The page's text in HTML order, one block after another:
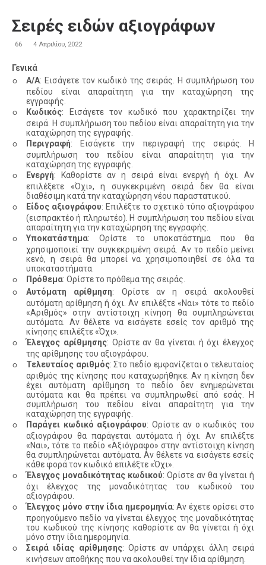
Σειρές ειδών αξιογράφων
66 4 Απριλίου, 2022
Γενικά
◦ Α/Α: Εισάγετε τον κωδικό της σειράς. Η συμπλήρωση του
πεδίου είναι απαραίτητη για την καταχώρηση της
εγγραφής.
◦ Κωδικός: Εισάγετε τον κωδικό που χαρακτηρίζει την
σειρά. Η συμπλήρωση του πεδίου είναι απαραίτητη για την
καταχώρηση της εγγραφής.
◦ Περιγραφή: Εισάγετε την περιγραφή της σειράς. Η
συμπλήρωση του πεδίου είναι απαραίτητη για την
καταχώρηση της εγγραφής.
◦ Ενεργή: Καθορίστε αν η σειρά είναι ενεργή ή όχι. Αν
επιλέξετε «Όχι», η συγκεκριμένη σειρά δεν θα είναι
διαθέσιμη κατά την καταχώρηση νέου παραστατικού.
◦ Είδος αξιογράφου: Επιλέξτε το σχετικό τύπο αξιογράφου
(εισπρακτέο ή πληρωτέο). Η συμπλήρωση του πεδίου είναι
απαραίτητη για την καταχώρηση της εγγραφής.
◦ Υποκατάστημα: Ορίστε το υποκατάστημα που θα
χρησιμοποιεί την συγκεκριμένη σειρά. Αν το πεδίο μείνει
κενό, η σειρά θα μπορεί να χρησιμοποιηθεί σε όλα τα
υποκαταστήματα.
◦ Πρόθεμα: Ορίστε το πρόθεμα της σειράς.
◦ Αυτόματη αρίθμηση: Ορίστε αν η σειρά ακολουθεί
αυτόματη αρίθμηση ή όχι. Αν επιλέξτε «Ναι» τότε το πεδίο
«Αριθμός» στην αντίστοιχη κίνηση θα συμπληρώνεται
αυτόματα. Αν θέλετε να εισάγετε εσείς τον αριθμό της
κίνησης επιλέξτε «Όχι».
◦ Έλεγχος αρίθμησης: Ορίστε αν θα γίνεται ή όχι έλεγχος
της αρίθμησης του αξιογράφου.
◦ Τελευταίος αριθμός: Στο πεδίο εμφανίζεται ο τελευταίος
αριθμός της κίνησης που καταχωρήθηκε. Αν η κίνηση δεν
έχει αυτόματη αρίθμηση το πεδίο δεν ενημερώνεται
αυτόματα και θα πρέπει να συμπληρωθεί από εσάς. Η
συμπλήρωση του πεδίου είναι απαραίτητη για την
καταχώρηση της εγγραφής.
◦ Παράγει κωδικό αξιογράφου: Ορίστε αν ο κωδικός του
αξιογράφου θα παράγεται αυτόματα ή όχι. Αν επιλέξτε
«Ναι», τότε το πεδίο «Αξιόγραφο» στην αντίστοιχη κίνηση
θα συμπληρώνεται αυτόματα. Αν θέλετε να εισάγετε εσείς
κάθε φορά τον κωδικό επιλέξτε «Όχι».
◦ Έλεγχος μοναδικότητας κωδικού: Ορίστε αν θα γίνεται ή
όχι έλεγχος της μοναδικότητας του κωδικού του
αξιογράφου.
◦ Έλεγχος μόνο στην ίδια ημερομηνία: Αν έχετε ορίσει στο
προηγούμενο πεδίο να γίνεται έλεγχος της μοναδικότητας
του κωδικού της κίνησης καθορίστε αν θα γίνεται ή όχι
μόνο στην ίδια ημερομηνία.
◦ Σειρά ιδίας αρίθμησης: Ορίστε αν υπάρχει άλλη σειρά
κινήσεων αποθήκης που να ακολουθεί την ίδια αρίθμηση.